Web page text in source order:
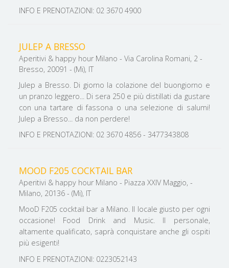
INFO E PRENOTAZIONI: 02 3670 4900
JULEP A BRESSO
Aperitivi & happy hour Milano - Via Carolina Romani, 2 -
Bresso, 20091 - (Mi), IT
Julep a Bresso. Di giorno la colazione del buongiorno e
un pranzo leggero... Di sera 250 e più distillati da gustare
con una tartare di fassona o una selezione di salumi!
Julep a Bresso... da non perdere!
INFO E PRENOTAZIONI: 02 3670 4856 - 3477343808
MOOD F205 COCKTAIL BAR
Aperitivi & happy hour Milano - Piazza XXIV Maggio, -
Milano, 20136 - (Mi), IT
MooD F205 cocktail bar a Milano. Il locale giusto per ogni
occasione! Food Drink and Music. Il personale,
altamente qualificato, saprà conquistare anche gli ospiti
più esigenti!
INFO E PRENOTAZIONI: 0223052143